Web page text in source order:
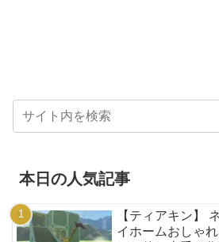
本日の人気記事
【ティアキン】
イホームおしゃ